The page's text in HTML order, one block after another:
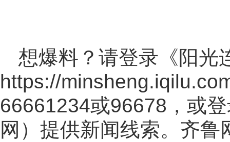
想爆料？请登录《阳光
https://
66661234或96678，或
网 ）提供新闻线索。齐鲁